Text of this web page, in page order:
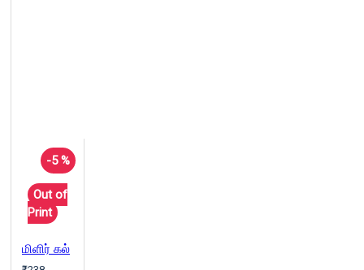
-5 %
Out of
Print
மிளிர் கல்